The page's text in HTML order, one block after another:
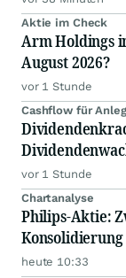
Aktie im Check
Arm Holdings
August 2026?
vor 1 Stunde
Cashflow für
vor 1 Stunde
Chartanalyse
Philips-Aktie:
Konsolidierung
heute 10:33